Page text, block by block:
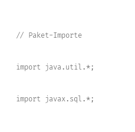
// Paket-Importe
import java.util.*;
import javax.sql.*;